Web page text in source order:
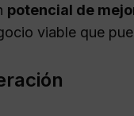
potencial de
viable que